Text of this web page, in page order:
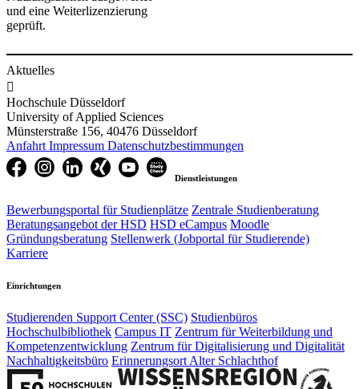
und eine Weiterlizenzierung
geprüft.
Aktuelles

Hochschule Düsseldorf
University of Applied Sciences
Münsterstraße 156, 40476 Düsseldorf
Anfahrt Impressum Datenschutzbestimmungen
Dienstleistungen
Bewerbungsportal für Studienplätze Zentrale Studienberatung
Beratungsangebot der HSD HSD eCampus Moodle
Gründungsberatung Stellenwerk (Jobportal für Studierende)
Karriere
Einrichtungen
Studierenden Support Center (SSC) Studienbüros
Hochschulbibliothek Campus IT Zentrum für Weiterbildung und
Kompetenzentwicklung Zentrum für Digitalisierung und Digitalität
Nachhaltigkeitsbüro Erinnerungsort Alter Schlachthof